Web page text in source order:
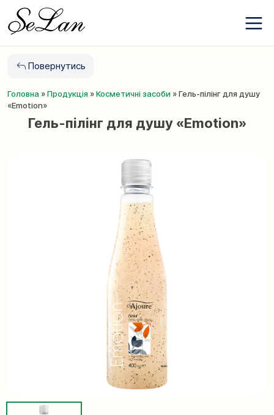
Перейти
до
змісту
Про компанію
Контакти
Обране
+380 (63) 975
77 87
Повернутись
Головна »Продукція »Косметичні засоби »Гель-пілінг для душу
«Emotion»
Гель-пілінг для душу «Emotion»